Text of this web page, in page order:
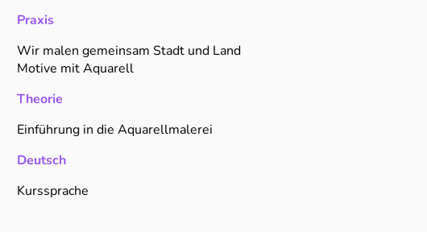
Praxis
Wir malen gemeinsam Stadt und Land
Motive mit Aquarell
Theorie
Einführung in die Aquarellmalerei
Deutsch
Kurssprache